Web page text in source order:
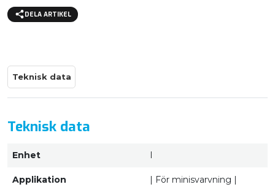
DELA ARTIKEL
Teknisk data
Teknisk data
Enhet
Applikation | För minisvarvning |